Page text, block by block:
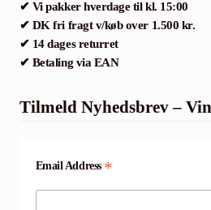
✔ Vi pakker hverdage til kl. 15:00
✔ DK fri fragt v/køb over 1.500 kr.
✔ 14 dages returret
✔ Betaling via EAN
Tilmeld Nyhedsbrev –
Email Address *